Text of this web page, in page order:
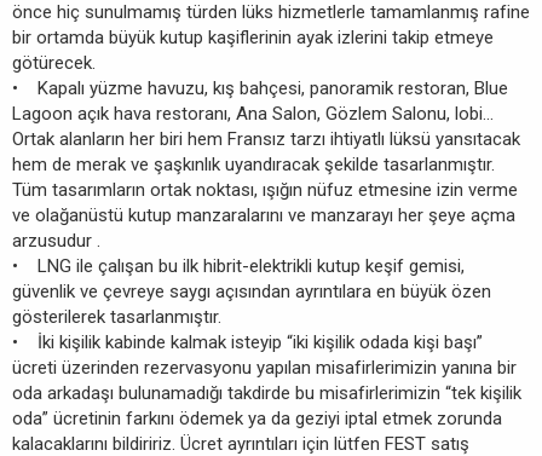
önce hiç sunulmamış türden lüks hizmetlerle tamamlanmış rafine
bir ortamda büyük kutup kaşiflerinin ayak izlerini takip etmeye
götürecek.
• Kapalı yüzme havuzu, kış bahçesi, panoramik restoran, Blue
Lagoon açık hava restoranı, Ana Salon, Gözlem Salonu, lobi...
Ortak alanların her biri hem Fransız tarzı ihtiyatlı lüksü yansıtacak
hem de merak ve şaşkınlık uyandıracak şekilde tasarlanmıştır.
Tüm tasarımların ortak noktası, ışığın nüfuz etmesine izin verme
ve olağanüstü kutup manzaralarını ve manzarayı her şeye açma
arzusudur .
• LNG ile çalışan bu ilk hibrit-elektrikli kutup keşif gemisi,
güvenlik ve çevreye saygı açısından ayrıntılara en büyük özen
gösterilerek tasarlanmıştır.
• İki kişilik kabinde kalmak isteyip “iki kişilik odada kişi başı”
ücreti üzerinden rezervasyonu yapılan misafirlerimizin yanına bir
oda arkadaşı bulunamadığı takdirde bu misafirlerimizin “tek kişilik
oda” ücretinin farkını ödemek ya da geziyi iptal etmek zorunda
kalacaklarını bildiririz. Ücret ayrıntıları için lütfen FEST satış